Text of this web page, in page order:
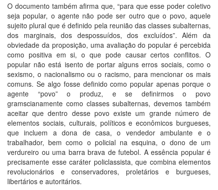
O documento também afirma que, “para que esse poder coletivo
seja popular, o agente não pode ser outro que o povo, aquele
sujeito plural que é definido pela reunião das classes subalternas,
dos marginais, dos despossuídos, dos excluídos”. Além da
obviedade da proposição, uma avaliação do popular é percebida
como positiva em si, o que pode causar certos conflitos. O
popular não está isento de portar alguns erros sociais, como o
sexismo, o nacionalismo ou o racismo, para mencionar os mais
comuns. Se algo fosse definido como popular apenas porque o
agente “povo” o produz, e se definirmos o povo
gramscianamente como classes subalternas, devemos também
aceitar que dentro desse povo existe um grande número de
elementos sociais, culturais, políticos e econômicos burgueses,
que incluem a dona de casa, o vendedor ambulante e o
trabalhador, bem como o policial na esquina, o dono de um
verdureiro ou uma barra brava de futebol. A essência popular é
precisamente esse caráter policlassista, que combina elementos
revolucionários e conservadores, proletários e burgueses,
libertários e autoritários.